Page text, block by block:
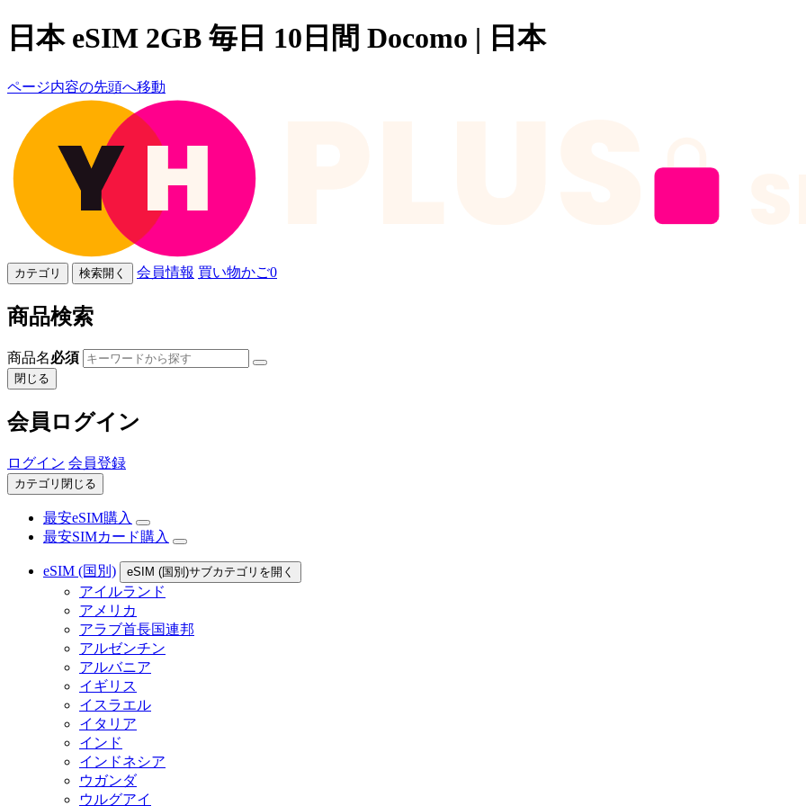
日本 eSIM 2GB 毎日 10日間 Docomo | 日本
ページ内容の先頭へ移動
カテゴリ 検索開く 会員情報 買い物かご0
商品検索
商品名必須
閉じる
会員ログイン
ログイン 会員登録
カテゴリ閉じる
最安eSIM購入
最安SIMカード購入
eSIM (国別) eSIM (国別)サブカテゴリを開く
アイルランド
アメリカ
アラブ首長国連邦
アルゼンチン
アルバニア
イギリス
イスラエル
イタリア
インド
インドネシア
ウガンダ
ウルグアイ